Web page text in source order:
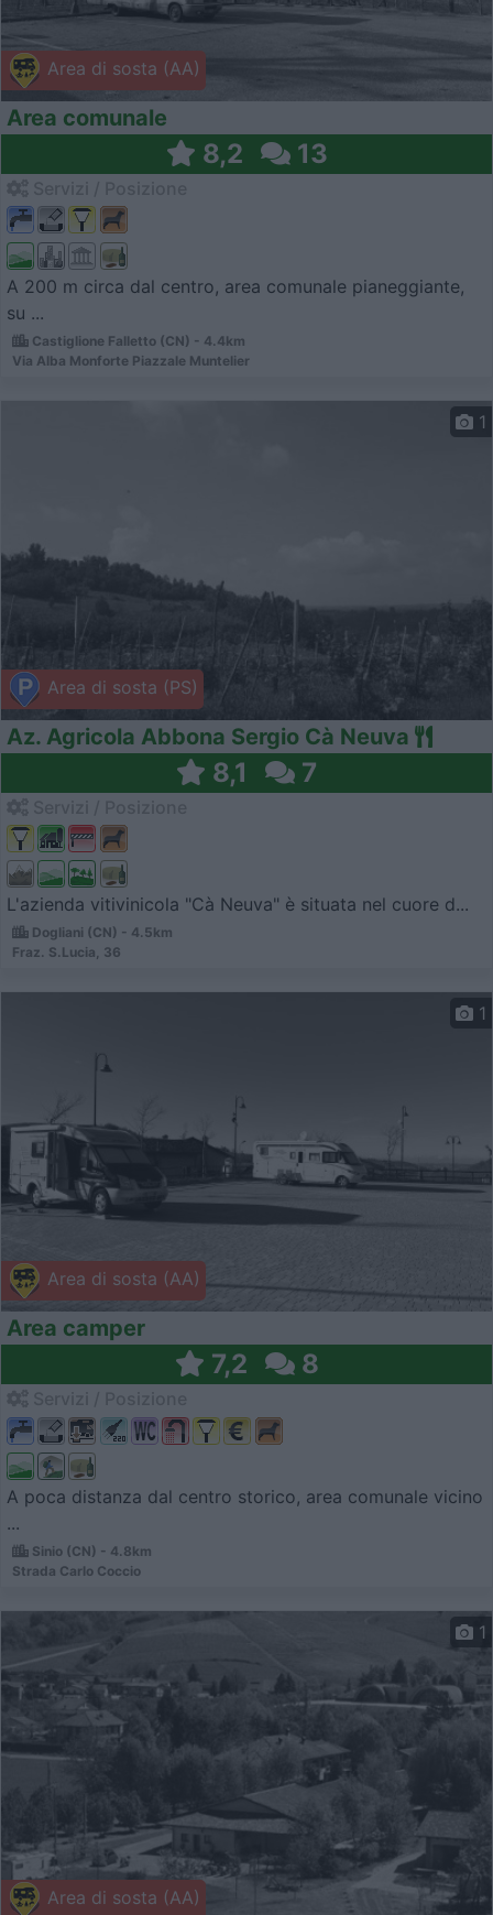
Area di sosta (AA)
Area comunale
8,2 13
A 200 m circa dal centro, area comunale pianeggiante,
su ...
Castiglione Falletto (CN) - 4.4km
Via Alba Monforte Piazzale Muntelier
Area di sosta (PS)
1
Az. Agricola Abbona Sergio Cà Neuva
8,1 7
L'azienda vitivinicola "Cà Neuva" è situata nel cuore d...
Dogliani (CN) - 4.5km
Fraz. S.Lucia, 36
Area di sosta (AA)
1
Area camper
7,2 8
A poca distanza dal centro storico, area comunale vicino
...
Sinio (CN) - 4.8km
Strada Carlo Coccio
Area di sosta (AA)
1